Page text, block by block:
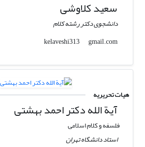
سعید کلاوشی
دانشجوی دکتر رشته کلام
kelaveshi313
gmail.com
هیات تحریریه
آیة الله دکتر احمد بهشتی
فلسفه و کلام اسلامی
استاد دانشگاه تهران